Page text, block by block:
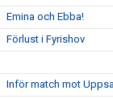
Emina och Ebba!
Förlust i Fyrishov
Inför match mot